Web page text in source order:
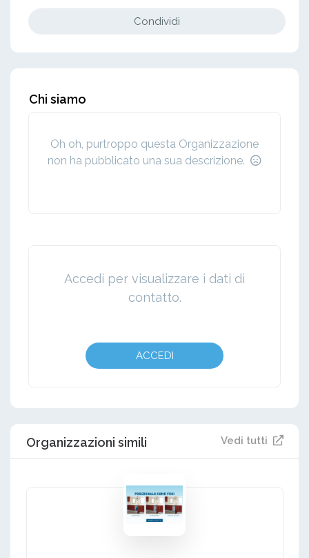
Condividi
Chi siamo
Oh oh, purtroppo questa Organizzazione
non ha pubblicato una sua descrizione.
Accedi per visualizzare i dati di
contatto.
ACCEDI
Organizzazioni simili Vedi tutti